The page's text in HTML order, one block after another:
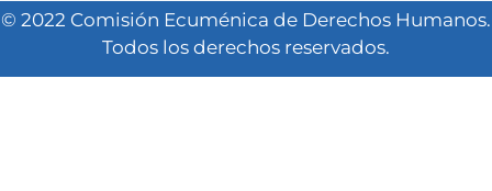
© 2022 Comisión Ecuménica de Derechos Humanos.
Todos los derechos reservados.